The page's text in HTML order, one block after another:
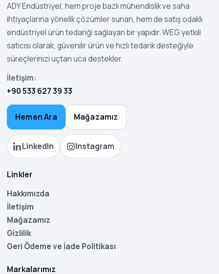
ADY Endüstriyel; hem proje bazlı mühendislik ve saha
ihtiyaçlarına yönelik çözümler sunan, hem de satış odaklı
endüstriyel ürün tedariği sağlayan bir yapıdır. WEG yetkili
satıcısı olarak, güvenilir ürün ve hızlı tedarik desteğiyle
süreçlerinizi uçtan uca destekler.
İletişim:
+90 533 627 39 33
Hemen Ara Mağazamız
LinkedIn Instagram
Linkler
Hakkımızda
İletişim
Mağazamız
Gizlilik
Geri Ödeme ve İade Politikası
Markalarımız